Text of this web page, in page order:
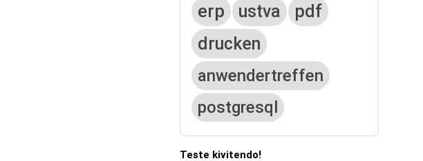
erp ustva
pdf
drucken
anwendertreffen
postgresql
Teste kivitendo!